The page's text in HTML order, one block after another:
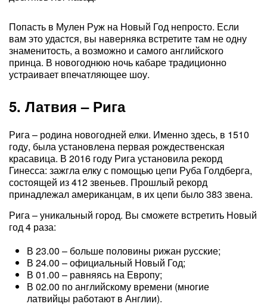
Попасть в Мулен Руж на Новый Год непросто. Если
вам это удастся, вы наверняка встретите там не одну
знаменитость, а возможно и самого английского
принца. В новогоднюю ночь кабаре традиционно
устраивает впечатляющее шоу.
5. Латвия – Рига
Рига – родина новогодней елки. Именно здесь, в 1510
году, была установлена первая рождественская
красавица. В 2016 году Рига установила рекорд
Гинесса: зажгла елку с помощью цепи Руба Голдберга,
состоящей из 412 звеньев. Прошлый рекорд
принадлежал американцам, в их цепи было 383 звена.
Рига – уникальный город. Вы сможете встретить Новый
год 4 раза:
В 23.00 – больше половины рижан русские;
В 24.00 – официальный Новый Год;
В 01.00 – равняясь на Европу;
В 02.00 по английскому времени (многие
латвийцы работают в Англии).